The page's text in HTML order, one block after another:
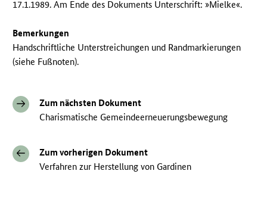
17.1.1989. Am Ende des Dokuments Unterschrift: »Mielke«.
Bemerkungen
Handschriftliche Unterstreichungen und Randmarkierungen
(siehe Fußnoten).
Zum nächsten Dokument
Charismatische Gemeindeerneuerungsbewegung
Zum vorherigen Dokument
Verfahren zur Herstellung von Gardinen